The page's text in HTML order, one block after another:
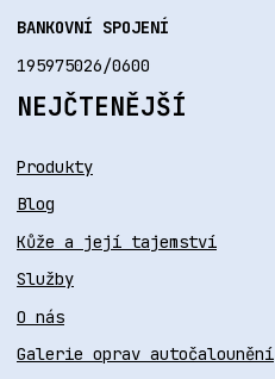
BANKOVNÍ SPOJENÍ
195975026/0600
NEJČTENĚJŠÍ
Produkty
Blog
Kůže a její tajemství
Služby
O nás
Galerie oprav autočalounění